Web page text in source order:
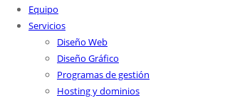
Equipo
Servicios
Diseño Web
Diseño Gráfico
Programas de gestión
Hosting y dominios